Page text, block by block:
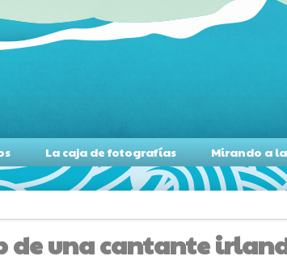
La caja de fotografías Mirando a
de una cantante